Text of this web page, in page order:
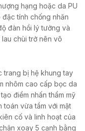
hạng hoặc da PU
tính chống nhăn
đàn hồi lý tưởng và
chùi trở nên vô
trang bị hệ khung tay
nhôm cao cấp bọc da
điểm nhấn thẩm mỹ
vừa tầm với mặt
cố và linh hoạt của
xoay 5 cạnh bằng